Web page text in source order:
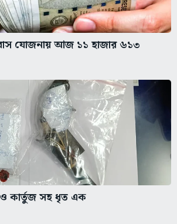
যোজনায় আজ ১১ হাজার ৬১৩
কার্তুজ সহ ধৃত এক